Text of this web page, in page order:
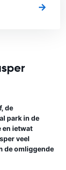
de
park in de
en ietwat
veel
de omliggende